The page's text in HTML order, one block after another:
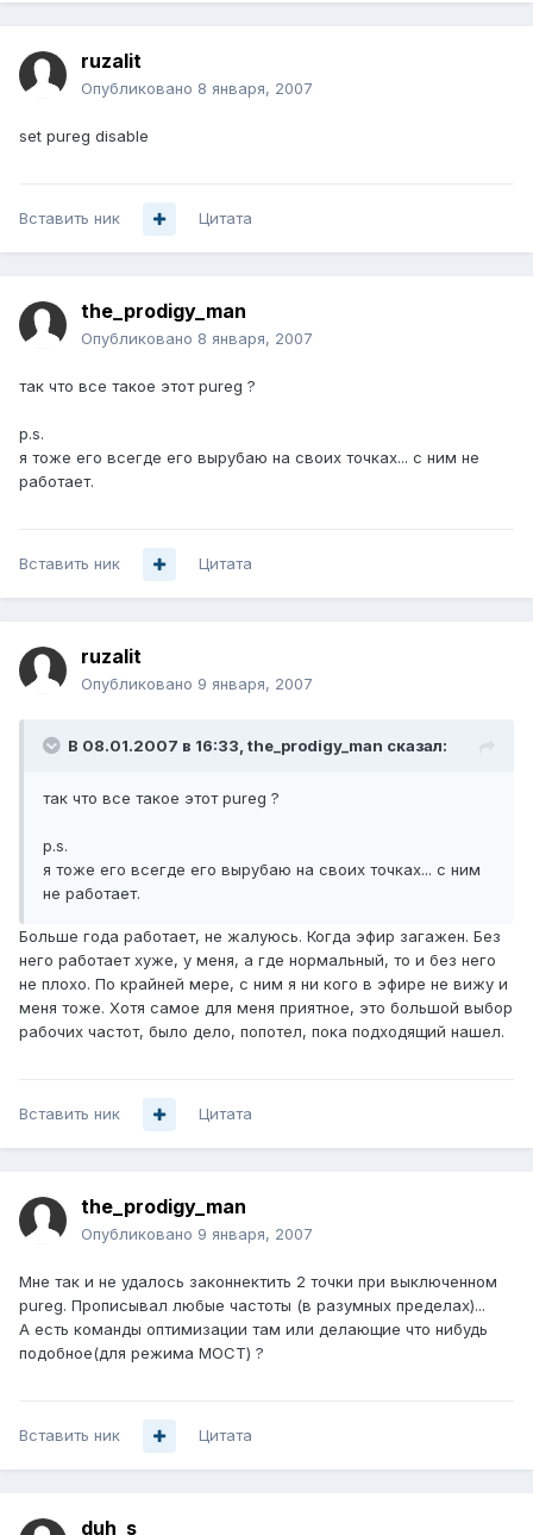
ruzalit
Опубликовано 8 января, 2007
set pureg disable
Вставить ник Цитата
the_prodigy_man
Опубликовано 8 января, 2007
так что все такое этот pureg ?
p.s.
я тоже его всегде его вырубаю на своих точках... с ним не
работает.
Вставить ник Цитата
ruzalit
Опубликовано 9 января, 2007
В 08.01.2007 в 16:33, the_prodigy_man сказал:
так что все такое этот pureg ?
p.s.
я тоже его всегде его вырубаю на своих точках... с ним
не работает.
Больше года работает, не жалуюсь. Когда эфир загажен. Без
него работает хуже, у меня, а где нормальный, то и без него
не плохо. По крайней мере, с ним я ни кого в эфире не вижу и
меня тоже. Хотя самое для меня приятное, это большой выбор
рабочих частот, было дело, попотел, пока подходящий нашел.
Вставить ник Цитата
the_prodigy_man
Опубликовано 9 января, 2007
Мне так и не удалось законнектить 2 точки при выключенном
pureg. Прописывал любые частоты (в разумных пределах)...
А есть команды оптимизации там или делающие что нибудь
подобное(для режима МОСТ) ?
Вставить ник Цитата
duh_s